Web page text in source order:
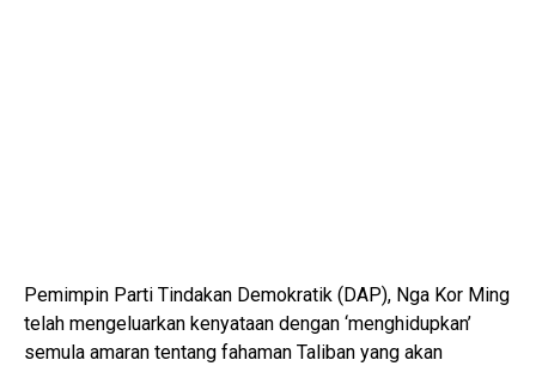
Pemimpin Parti Tindakan Demokratik (DAP), Nga Kor Ming
telah mengeluarkan kenyataan dengan ‘menghidupkan’
semula amaran tentang fahaman Taliban yang akan